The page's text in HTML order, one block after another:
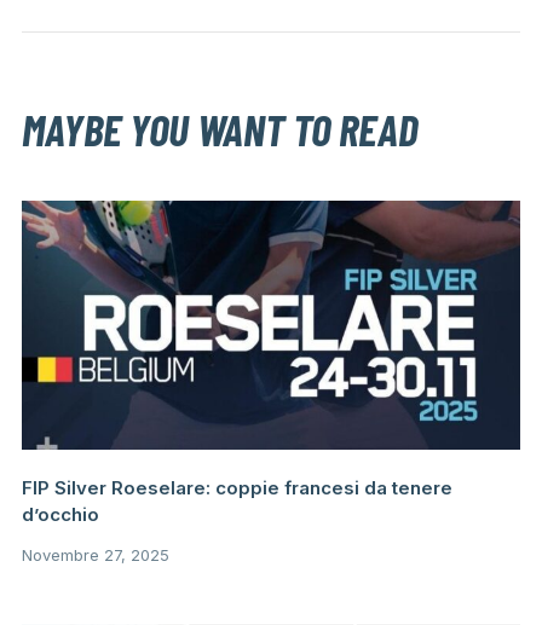
MAYBE YOU WANT TO READ
FIP Silver Roeselare: coppie francesi da tenere
d’occhio
Novembre 27, 2025